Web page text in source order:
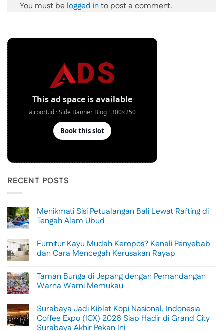
You must be logged in to post a comment.
RECENT POSTS
Menikmati Sisi Petualangan Bali Lewat Rafting di
Tengah Alam Ubud
on
Menikmati
Sisi
Lewat
Rafting
di
Ubud
Furnitur Kayu Mudah Keropos? Kenali Penyebab
dan Cara Mencegah Kerusakan Rayap
on
Furnitur
Kayu
Kenali
Penyebab
dan
Cara
Taman Bunga di Jepang dengan Pemandangan
Warna Warni Memukau
on
Taman
Bunga
di
Surabaya Jadi Kiblat Kopi Nasional, Indonesia
Coffee Expo (ICX) 2026 Siap Hadir di Grand City
Surabaya Akhir Pekan Ini